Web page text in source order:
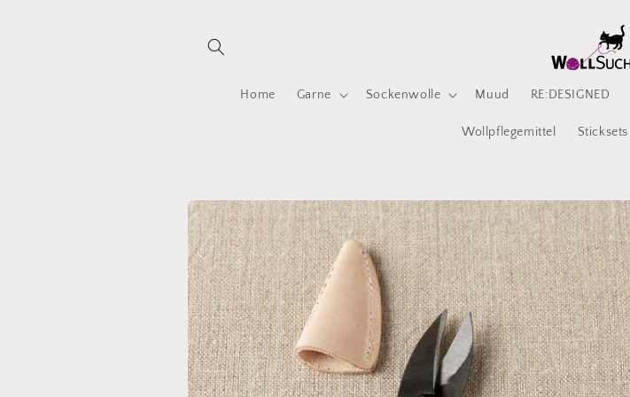
Home Garne Sockenwolle Muud RE:DESIGNED
Wollpflegemittel Sticksets
Zu
Produktinformationen
springen